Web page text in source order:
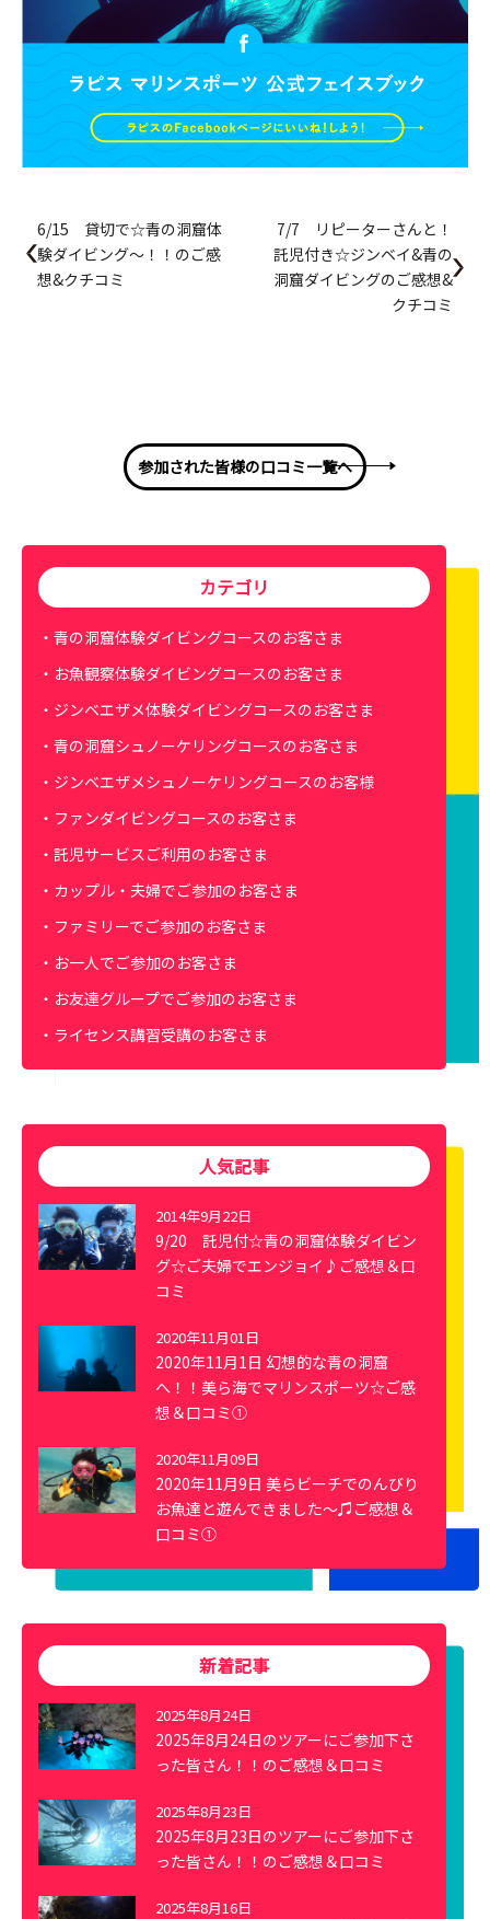
6/15 貸切で☆青の洞窟体
験ダイビング～！！のご感
想&クチコミ
7/7 リピーターさんと！
託児付き☆ジンベイ&青の
洞窟ダイビングのご感想&
クチコミ
参加された皆様の口コミ一覧へ
カテゴリ
青の洞窟体験ダイビングコースのお客さま
お魚観察体験ダイビングコースのお客さま
ジンベエザメ体験ダイビングコースのお客さま
青の洞窟シュノーケリングコースのお客さま
ジンベエザメシュノーケリングコースのお客様
ファンダイビングコースのお客さま
託児サービスご利用のお客さま
カップル・夫婦でご参加のお客さま
ファミリーでご参加のお客さま
お一人でご参加のお客さま
お友達グループでご参加のお客さま
ライセンス講習受講のお客さま
人気記事
2014年9月22日
9/20 託児付☆青の洞窟体験ダイビン
グ☆ご夫婦でエンジョイ♪ご感想＆口
コミ
2020年11月01日
2020年11月1日 幻想的な青の洞窟
へ！！美ら海でマリンスポーツ☆ご感
想＆口コミ①
2020年11月09日
2020年11月9日 美らビーチでのんびり
お魚達と遊んできました～♫ご感想＆
口コミ①
新着記事
2025年8月24日
2025年8月24日のツアーにご参加下さ
った皆さん！！のご感想＆口コミ
2025年8月23日
2025年8月23日のツアーにご参加下さ
った皆さん！！のご感想＆口コミ
2025年8月16日